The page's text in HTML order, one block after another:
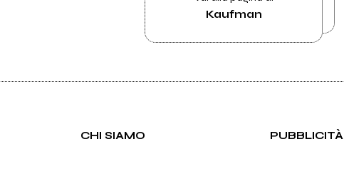
Kaufman
CHI SIAMO PUBBLICITÀ